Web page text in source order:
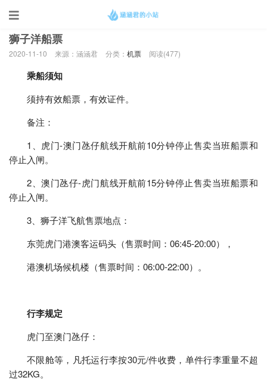
当前位置：
狮子洋船票
2020-11-10 来源：涵涵君 分类： 机票 阅读(477)
乘船须知
须持有效船票，有效证件。
备注：
1、虎门-澳门氹仔航线开航前10分钟停止售卖当班船票和
停止入闸。
2、澳门氹仔-虎门航线开航前15分钟停止售卖当班船票和
停止入闸。
3、狮子洋飞航售票地点：
东莞虎门港澳客运码头（售票时间：06:45-20:00），
港澳机场候机楼（售票时间：06:00-22:00）。
行李规定
虎门至澳门氹仔：
不限舱等，凡托运行李按30元/件收费，单件行李重量不超
过32KG。